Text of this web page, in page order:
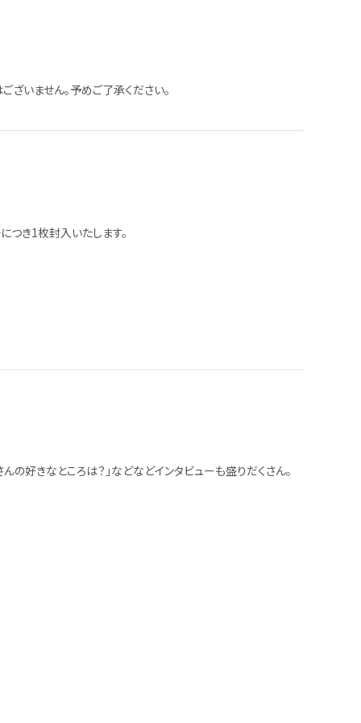
いません。予めご了承ください。
つき1枚封入いたします。
好きなところは？」などなどインタビューも盛りだくさん。